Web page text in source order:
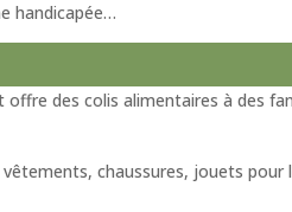
handicapée…
des colis alimentaires à des
chaussures, jouets